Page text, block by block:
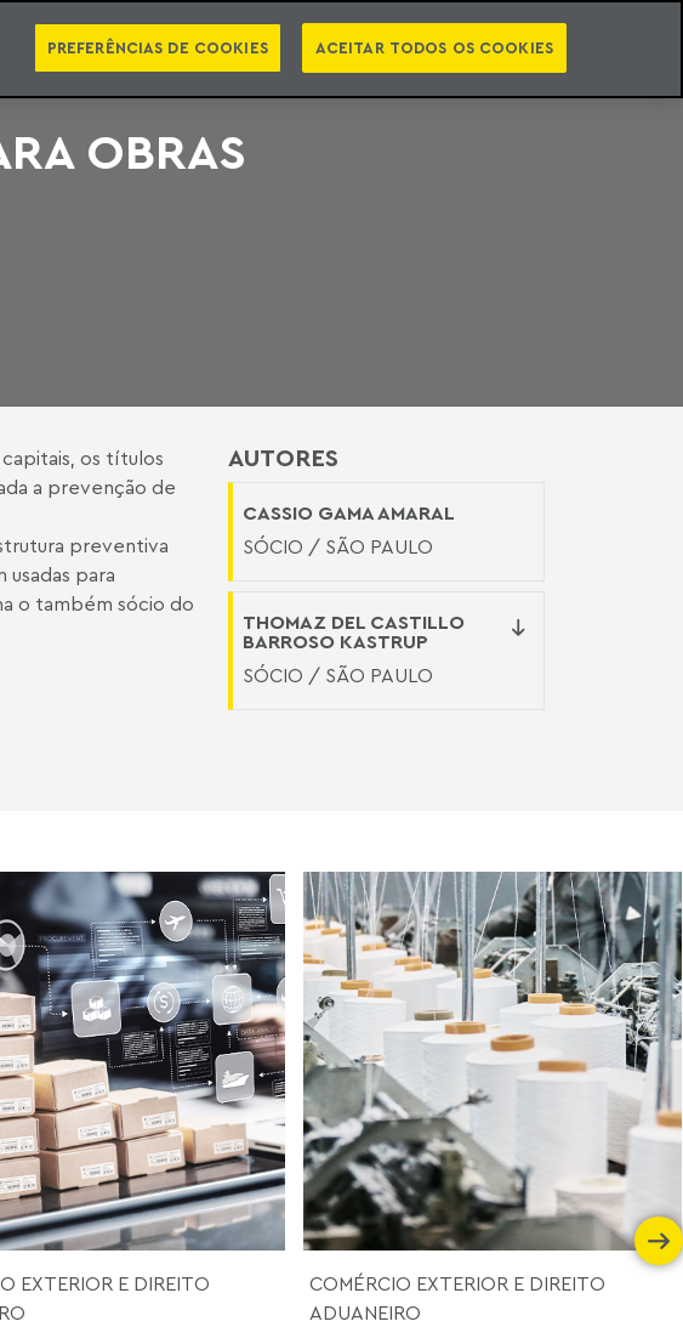
EBOOKS PODCASTS NEWSLETTER VIDEOCASTS PT EN CATEGORIAS
OBRAS
AUTORES
CASSIO GAMA AMARAL
SÓCIO / SÃO PAULO
THOMAZ DEL CASTILLO
BARROSO KASTRUP
SÓCIO / SÃO PAULO
os títulos
a prevenção de
preventiva
para
o também sócio do
EXTERIOR E DIREITO
COMÉRCIO EXTERIOR E DIREITO
ADUANEIRO
PREFERÊNCIAS DE COOKIES ACEITAR TODOS OS COOKIES